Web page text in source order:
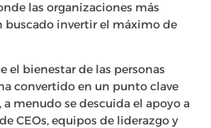
las organizaciones más
buscado invertir el máximo de
el bienestar de las personas
convertido en un punto clave
a menudo se descuida el apoyo a
CEOs, equipos de liderazgo y